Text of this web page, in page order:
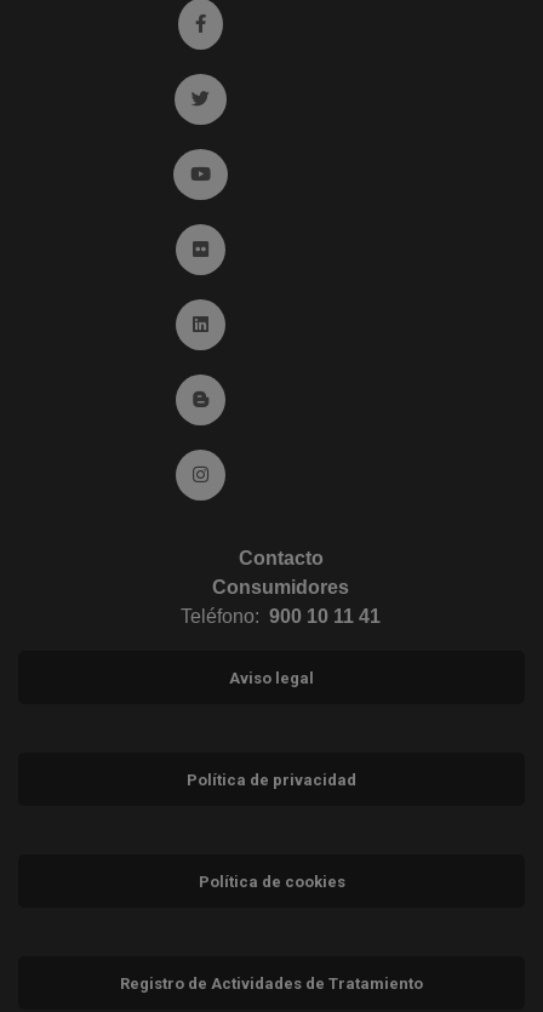
Ir a facebook (abre en ventana nueva)
Ir a twitter (abre en ventana nueva)
Ir a YouTube (abre en ventana nueva)
Ir a Flickr (abre en ventana nueva)
Ir a Linkedin (abre en ventana nueva)
Ir al Blog (abre en ventana nueva)
Ir a Instagram (abre en ventana nueva)
Contacto
Consumidores
Teléfono: 900 10 11 41
Aviso legal
Política de privacidad
Política de cookies
Registro de Actividades de Tratamiento